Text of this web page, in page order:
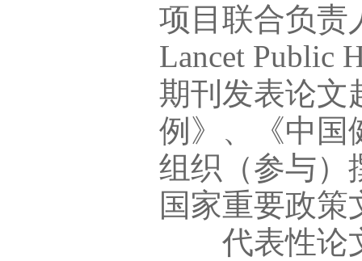
项目联合负责
Lancet Public
期刊发表论文
例》、《中国
组织（参与）
国家重要政策
代表性论